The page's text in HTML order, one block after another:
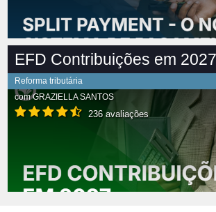
EFD Contribuições em 2027
Reforma tributária
comGRAZIELLA SANTOS
236 avaliações